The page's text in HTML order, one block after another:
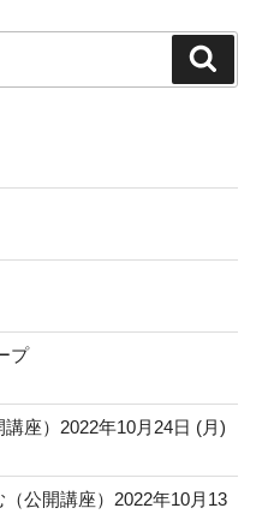
プ
座）2022年10月24日 (月)
公開講座）2022年10月13